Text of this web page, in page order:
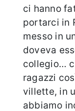
ci hanno
portarci in
messo in
doveva
collegio…
ragazzi
villette, in
abbiamo